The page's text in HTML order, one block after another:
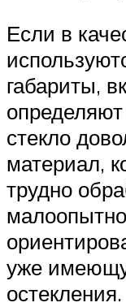
Если в
габариты,
стекло
материал,
трудно
уже
остекления.